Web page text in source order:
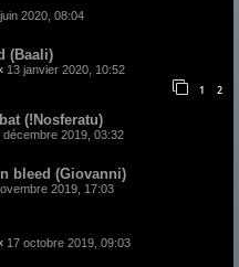
2020, 08:04
(Baali)
13 janvier 2020, 10:52
1 2
(!Nosferatu)
décembre 2019, 03:32
bleed (Giovanni)
2019, 17:03
17 octobre 2019, 09:03